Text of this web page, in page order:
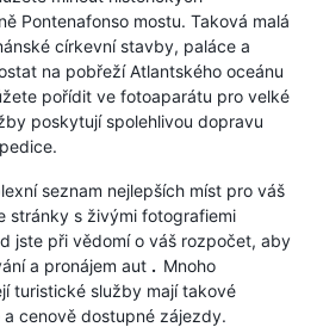
Pontenafonso mostu. Taková malá
církevní stavby, paláce a
na pobřeží Atlantského oceánu
pořídit ve fotoaparátu pro velké
poskytují spolehlivou dopravu
seznam nejlepších míst pro váš
stránky s živými fotografiemi
jste při vědomí o váš rozpočet, aby
a pronájem aut . Mnoho
turistické služby mají takové
cenově dostupné zájezdy.